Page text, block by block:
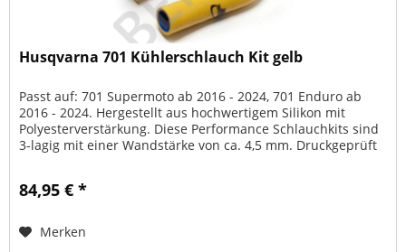
Husqvarna 701 Kühlerschlauch Kit gelb
Passt auf: 701 Supermoto ab 2016 - 2024, 701 Enduro ab
2016 - 2024. Hergestellt aus hochwertigem Silikon mit
Polyesterverstärkung. Diese Performance Schlauchkits sind
3-lagig mit einer Wandstärke von ca. 4,5 mm. Druckgeprüft
84,95 € *
Merken